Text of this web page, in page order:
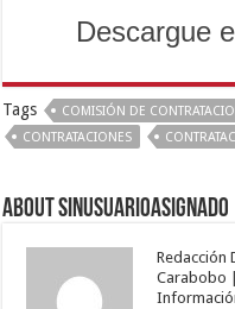
Descargue
Tags COMISIÓN DE
CONTRATACIONES
About sinusuarioasignado
Redacción
Carabobo